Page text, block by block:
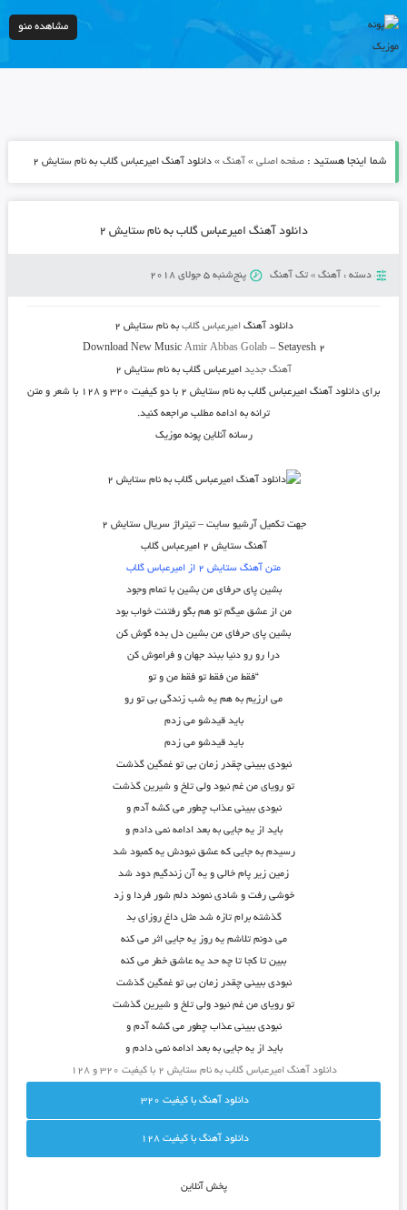
مشاهده منو
شما اینجا هستید : صفحه اصلی» آهنگ» دانلود آهنگ امیرعباس گلاب به نام ستایش ۲
دانلود آهنگ امیرعباس گلاب به نام ستایش ۲
دسته : آهنگ» تک آهنگ پنج‌شنبه 5 جولای 2018
دانلود آهنگامیرعباس گلاب به نامستایش ۲
Download New Music Amir Abbas Golab– Setayesh 2
آهنگ جدیدامیرعباس گلاب به نام ستایش ۲
برای دانلود آهنگ امیرعباس گلاب به نام ستایش ۲ با دو کیفیت ۳۲۰ و ۱۲۸ با شعر و متن
ترانه به ادامه مطلب مراجعه کنید.
رسانه آنلاین پونه موزیک
جهت تکمیل آرشیو سایت – تیتراژ سریال ستایش ۲
آهنگ ستایش ۲ امیرعباس گلاب
متن آهنگ ستایش ۲ از امیرعباس گلاب
بشین پای حرفای من بشین با تمام وجود
من از عشق میگم تو هم بگو رفتنت خواب بود
بشین پای حرفای من بشین دل بده گوش کن
درا رو رو دنیا ببند جهان و فراموش کن
“فقط من فقط تو فقط من و تو
می ارزیم به هم یه شب زندگی بی تو رو
باید قیدشو می زدم
باید قیدشو می زدم
نبودی ببینی چقدر زمان بی تو غمگین گذشت
تو رویای من غم نبود ولی تلخ و شیرین گذشت
نبودی ببینی عذاب چطور می کشه آدم و
باید از یه جایی به بعد ادامه نمی دادم و
رسیدم به جایی که عشق نبودش یه کمبود شد
زمین زیر پام خالی و یه آن زندگیم دود شد
خوشی رفت و شادی نموند دلم شور فردا و زد
گذشته برام تازه شد مثل داغ روزای بد
می دونم تلاشم یه روز یه جایی اثر می کنه
ببین تا کجا تا چه حد یه عاشق خطر می کنه
نبودی ببینی چقدر زمان بی تو غمگین گذشت
تو رویای من غم نبود ولی تلخ و شیرین گذشت
نبودی ببینی عذاب چطور می کشه آدم و
باید از یه جایی به بعد ادامه نمی دادم و
دانلود آهنگ امیرعباس گلاب به نام ستایش ۲ با کیفیت ۳۲۰ و ۱۲۸
دانلود آهنگ با کيفيت 320
دانلود آهنگ با کيفيت 128
پخش آنلاين